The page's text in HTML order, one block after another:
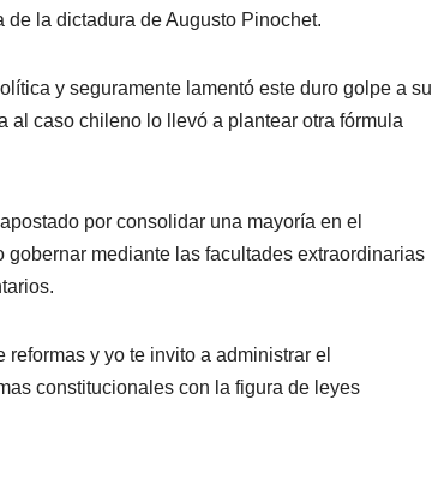
la dictadura de Augusto Pinochet.
y seguramente lamentó este duro golpe a su
al caso chileno lo llevó a plantear otra fórmula
por consolidar una mayoría en el
mediante las facultades extraordinarias
y yo te invito a administrar el
constitucionales con la figura de leyes